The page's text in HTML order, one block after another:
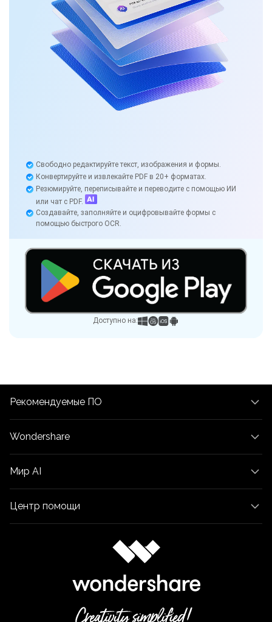
Свободно редактируйте текст, изображения и формы.
Конвертируйте и извлекайте PDF в 20+ форматах.
Резюмируйте, переписывайте и переводите с помощью ИИ
или чат с PDF.
Создавайте, заполняйте и оцифровывайте формы с
помощью быстрого OCR.
Доступно на:
Рекомендуемые ПО
Wondershare
Мир AI
Центр помощи